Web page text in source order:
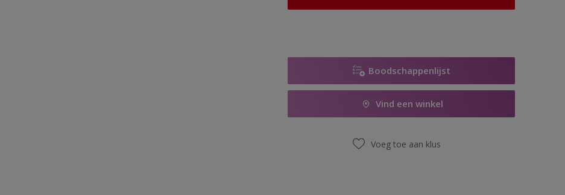
Boodschappenlijst
Vind een winkel
Voeg toe aan klus